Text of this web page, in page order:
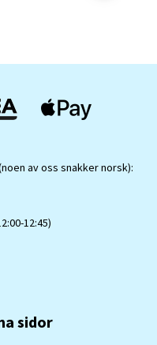
av oss snakker norsk):
12:45)
sidor